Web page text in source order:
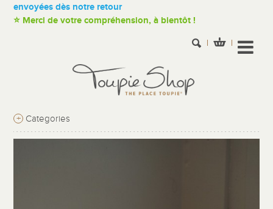
envoyées dès notre retour
⭐ Merci de votre compréhension, à bientôt !
+ Categories